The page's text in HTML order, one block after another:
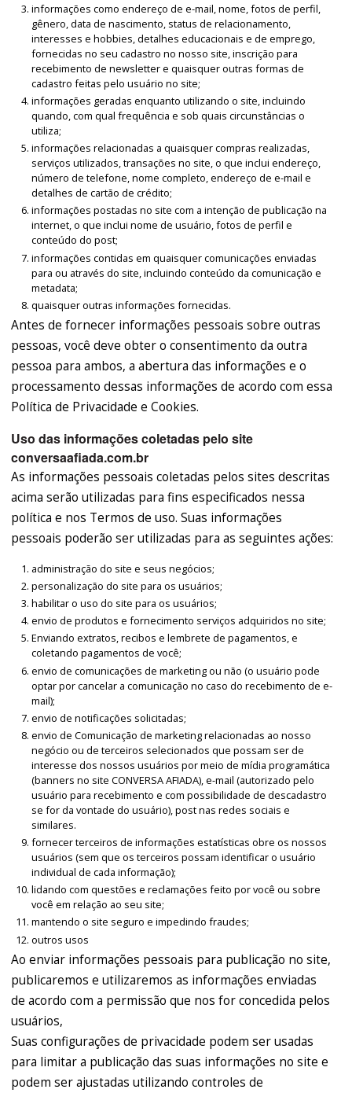
informações como endereço de e-mail, nome, fotos de perfil,
gênero, data de nascimento, status de relacionamento,
interesses e hobbies, detalhes educacionais e de emprego,
fornecidas no seu cadastro no nosso site, inscrição para
recebimento de newsletter e quaisquer outras formas de
cadastro feitas pelo usuário no site;
informações geradas enquanto utilizando o site, incluindo
quando, com qual frequência e sob quais circunstâncias o
utiliza;
informações relacionadas a quaisquer compras realizadas,
serviços utilizados, transações no site, o que inclui endereço,
número de telefone, nome completo, endereço de e-mail e
detalhes de cartão de crédito;
informações postadas no site com a intenção de publicação na
internet, o que inclui nome de usuário, fotos de perfil e
conteúdo do post;
informações contidas em quaisquer comunicações enviadas
para ou através do site, incluindo conteúdo da comunicação e
metadata;
quaisquer outras informações fornecidas.
Antes de fornecer informações pessoais sobre outras
pessoas, você deve obter o consentimento da outra
pessoa para ambos, a abertura das informações e o
processamento dessas informações de acordo com essa
Política de Privacidade e Cookies.
Uso das informações coletadas pelo site
conversaafiada.com.br
As informações pessoais coletadas pelos sites descritas
acima serão utilizadas para fins especificados nessa
política e nos Termos de uso. Suas informações
pessoais poderão ser utilizadas para as seguintes ações:
administração do site e seus negócios;
personalização do site para os usuários;
habilitar o uso do site para os usuários;
envio de produtos e fornecimento serviços adquiridos no site;
Enviando extratos, recibos e lembrete de pagamentos, e
coletando pagamentos de você;
envio de comunicações de marketing ou não (o usuário pode
optar por cancelar a comunicação no caso do recebimento de e-
mail);
envio de notificações solicitadas;
envio de Comunicação de marketing relacionadas ao nosso
negócio ou de terceiros selecionados que possam ser de
interesse dos nossos usuários por meio de mídia programática
(banners no site CONVERSA AFIADA), e-mail (autorizado pelo
usuário para recebimento e com possibilidade de descadastro
se for da vontade do usuário), post nas redes sociais e
similares.
fornecer terceiros de informações estatísticas obre os nossos
usuários (sem que os terceiros possam identificar o usuário
individual de cada informação);
lidando com questões e reclamações feito por você ou sobre
você em relação ao seu site;
mantendo o site seguro e impedindo fraudes;
outros usos
Ao enviar informações pessoais para publicação no site,
publicaremos e utilizaremos as informações enviadas
de acordo com a permissão que nos for concedida pelos
usuários,
Suas configurações de privacidade podem ser usadas
para limitar a publicação das suas informações no site e
podem ser ajustadas utilizando controles de